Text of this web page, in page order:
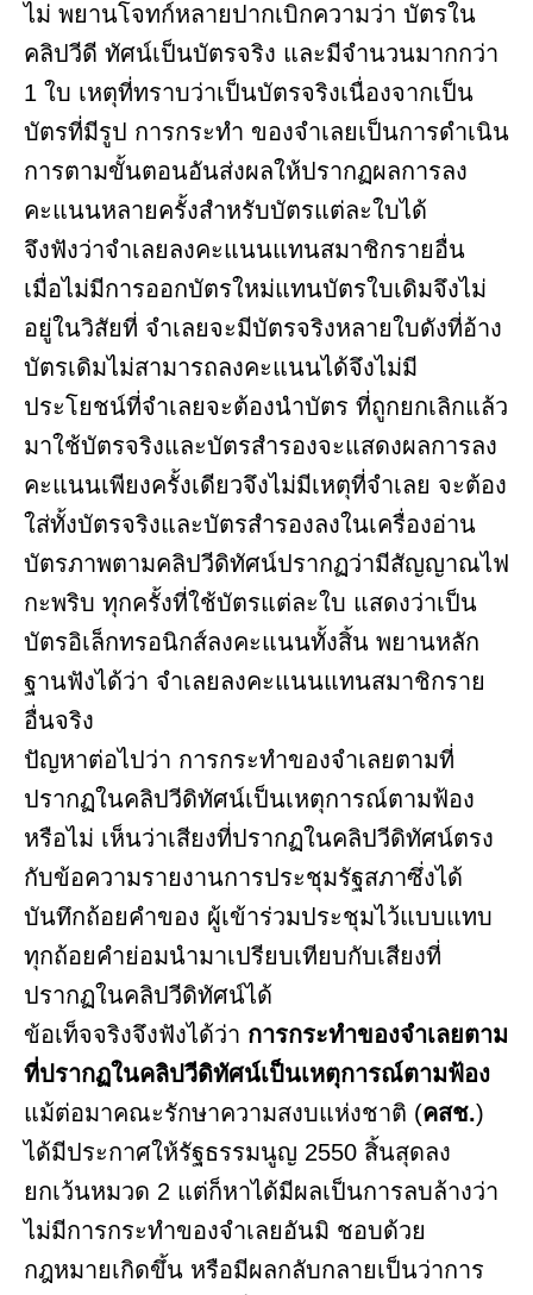
ไม่ พยานโจทก์หลายปากเบิกความว่า บัตรใน
คลิปวีดี ทัศน์เป็นบัตรจริง และมีจำนวนมากกว่า
1 ใบ เหตุที่ทราบว่าเป็นบัตรจริงเนื่องจากเป็น
บัตรที่มีรูป การกระทำ ของจำเลยเป็นการดำเนิน
การตามขั้นตอนอันส่งผลให้ปรากฏผลการลง
คะแนนหลายครั้งสำหรับบัตรแต่ละใบได้
จึงฟังว่าจำเลยลงคะแนนแทนสมาชิกรายอื่น
เมื่อไม่มีการออกบัตรใหม่แทนบัตรใบเดิมจึงไม่
อยู่ในวิสัยที่ จําเลยจะมีบัตรจริงหลายใบดังที่อ้าง
บัตรเดิมไม่สามารถลงคะแนนได้จึงไม่มี
ประโยชน์ที่จำเลยจะต้องนําบัตร ที่ถูกยกเลิกแล้ว
มาใช้บัตรจริงและบัตรสำรองจะแสดงผลการลง
คะแนนเพียงครั้งเดียวจึงไม่มีเหตุที่จำเลย จะต้อง
ใส่ทั้งบัตรจริงและบัตรสำรองลงในเครื่องอ่าน
บัตรภาพตามคลิปวีดิทัศน์ปรากฏว่ามีสัญญาณไฟ
กะพริบ ทุกครั้งที่ใช้บัตรแต่ละใบ แสดงว่าเป็น
บัตรอิเล็กทรอนิกส์ลงคะแนนทั้งสิ้น พยานหลัก
ฐานฟังได้ว่า จำเลยลงคะแนนแทนสมาชิกราย
อื่นจริง
ปัญหาต่อไปว่า การกระทำของจำเลยตามที่
ปรากฏในคลิปวีดิทัศน์เป็นเหตุการณ์ตามฟ้อง
หรือไม่ เห็นว่าเสียงที่ปรากฏในคลิปวีดิทัศน์ตรง
กับข้อความรายงานการประชุมรัฐสภาซึ่งได้
บันทึกถ้อยคำของ ผู้เข้าร่วมประชุมไว้แบบแทบ
ทุกถ้อยคำย่อมนำมาเปรียบเทียบกับเสียงที่
ปรากฏในคลิปวีดิทัศน์ได้
ข้อเท็จจริงจึงฟังได้ว่า การกระทำของจำเลยตาม
ที่ปรากฏในคลิปวีดิทัศน์เป็นเหตุการณ์ตามฟ้อง
แม้ต่อมาคณะรักษาความสงบแห่งชาติ (คสช.)
ได้มีประกาศให้รัฐธรรมนูญ 2550 สิ้นสุดลง
ยกเว้นหมวด 2 แต่ก็หาได้มีผลเป็นการลบล้างว่า
ไม่มีการกระทำของจำเลยอันมิ ชอบด้วย
กฎหมายเกิดขึ้น หรือมีผลกลับกลายเป็นว่าการ